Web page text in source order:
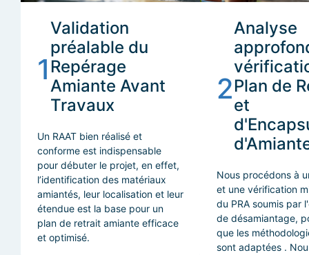
1
Validation
préalable du
Repérage
Amiante Avant
Travaux
Un RAAT bien réalisé et
conforme est indispensable
pour débuter le projet, en effet,
l’identification des matériaux
amiantés, leur localisation et leur
étendue est la base pour un
plan de retrait amiante efficace
et optimisé.
2
Analyse
Plan de
et
Nous procédons à
et une vérification
du PRA soumis par
de désamiantage,
que les
sont adaptées .